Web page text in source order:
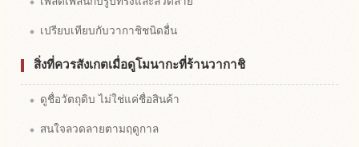
เปรียบเทียบกับวากาชิชนิดอื่น
สิ่งที่ควรสังเกตเมื่อดูโมนากะที่ร้านวากาชิ
ดูชื่อวัตถุดิบ ไม่ใช่แค่ชื่อสินค้า
สนใจลวดลายตามฤดูกาล